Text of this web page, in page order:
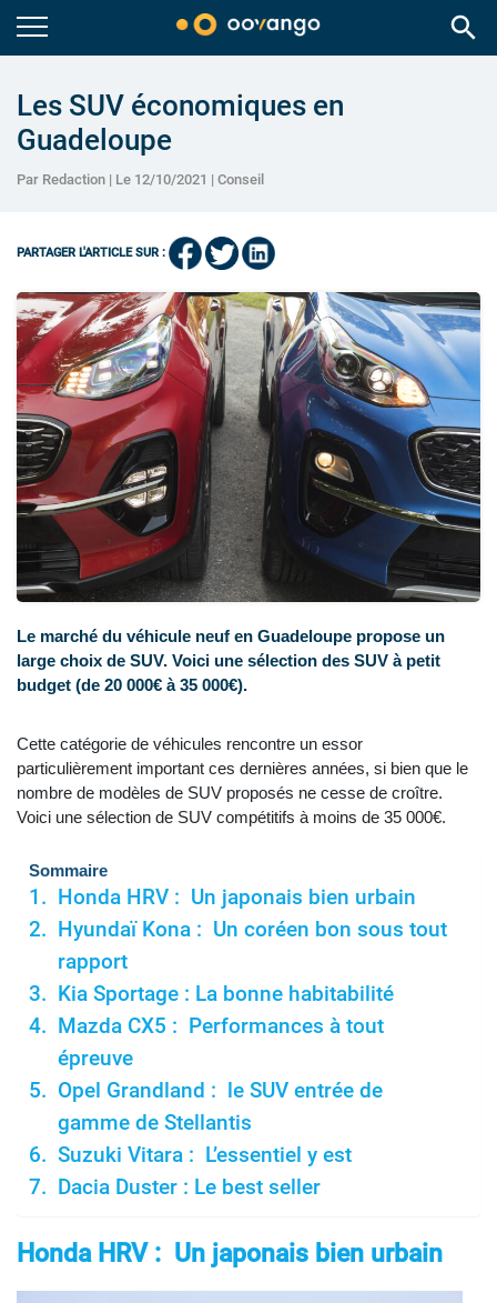
search
Les SUV économiques en
Guadeloupe
Par Redaction | Le 12/10/2021 | Conseil
PARTAGER L'ARTICLE SUR :
Le marché du véhicule neuf en Guadeloupe propose un
large choix de SUV. Voici une sélection des SUV à petit
budget (de 20 000€ à 35 000€).
Cette catégorie de véhicules rencontre un essor
particulièrement important ces dernières années, si bien que le
nombre de modèles de SUV proposés ne cesse de croître.
Voici une sélection de SUV compétitifs à moins de 35 000€.
Sommaire
Honda HRV : Un japonais bien urbain
Hyundaï Kona : Un coréen bon sous tout
rapport
Kia Sportage : La bonne habitabilité
Mazda CX5 : Performances à tout
épreuve
Opel Grandland : le SUV entrée de
gamme de Stellantis
Suzuki Vitara : L’essentiel y est
Dacia Duster : Le best seller
Honda HRV : Un japonais bien urbain